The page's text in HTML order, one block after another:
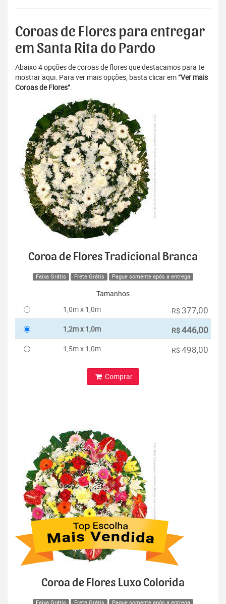
Coroas de Flores para entregar
em Santa Rita do Pardo
Abaixo 4 opções de coroas de flores que destacamos para te
mostrar aqui. Para ver mais opções, basta clicar em“Ver mais
Coroas de Flores”.
Coroa de Flores Tradicional Branca
Faixa Grátis Frete Grátis Pague somente após a entrega
Tamanhos
1,0m x 1,0m
R$ 377,00
1,2m x 1,0m R$446,00
1,5m x 1,0m R$ 498,00
Comprar
Coroa de Flores Luxo Colorida